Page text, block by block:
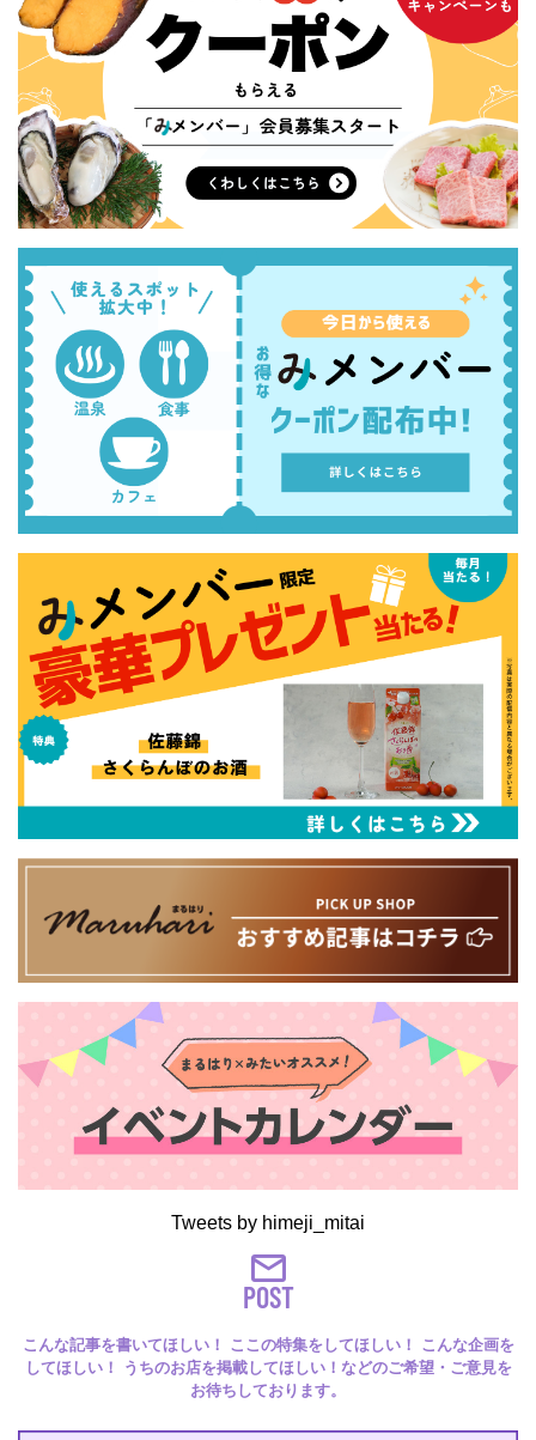
Tweets by himeji_mitai
POST
こんな記事を書いてほしい！ ここの特集をしてほしい！ こんな企画を
してほしい！ うちのお店を掲載してほしい！などのご希望・ご意見を
お待ちしております。